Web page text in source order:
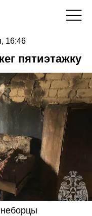
16:46
пятиэтажку